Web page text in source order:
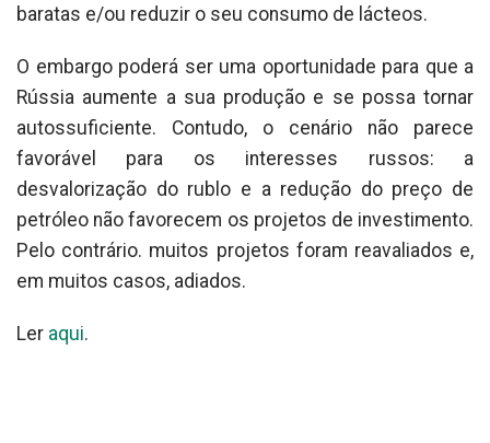
baratas e/ou reduzir o seu consumo de lácteos.
O embargo poderá ser uma oportunidade para que a
Rússia aumente a sua produção e se possa tornar
autossuficiente. Contudo, o cenário não parece
favorável para os interesses russos: a
desvalorização do rublo e a redução do preço de
petróleo não favorecem os projetos de investimento.
Pelo contrário. muitos projetos foram reavaliados e,
em muitos casos, adiados.
Ler aqui.